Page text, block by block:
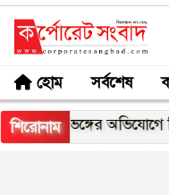
হোম সর্বশেষ
শিরোনামঅভিযোগে বিএনপি